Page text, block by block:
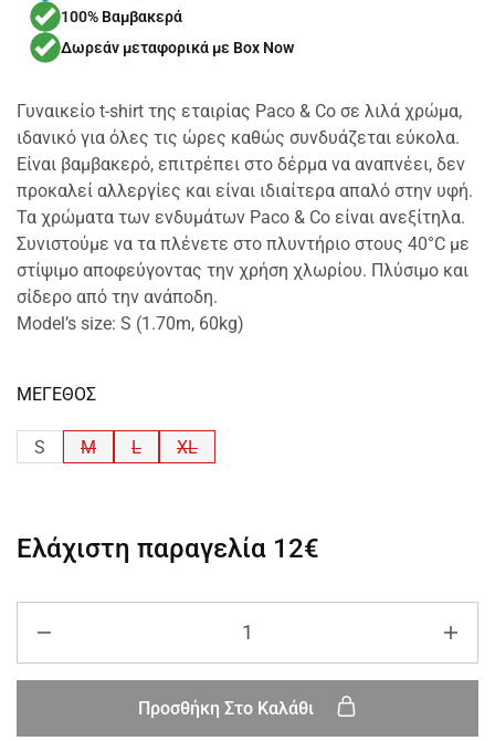
100% Βαμβακερά
Δωρεάν μεταφορικά με Box Now
Γυναικείο t-shirt της εταιρίας Paco & Co σε λιλά χρώμα,
ιδανικό για όλες τις ώρες καθώς συνδυάζεται εύκολα.
Είναι βαμβακερό, επιτρέπει στο δέρμα να αναπνέει, δεν
προκαλεί αλλεργίες και είναι ιδιαίτερα απαλό στην υφή.
Τα χρώματα των ενδυμάτων Paco & Co είναι ανεξίτηλα.
Συνιστούμε να τα πλένετε στο πλυντήριο στους 40°C με
στίψιμο αποφεύγοντας την χρήση χλωρίου. Πλύσιμο και
σίδερο από την ανάποδη.
Model’s size: S (1.70m, 60kg)
ΜΕΓΕΘΟΣ
S M L XL
Ελάχιστη παραγελία 12€
Προσθήκη Στο Καλάθι